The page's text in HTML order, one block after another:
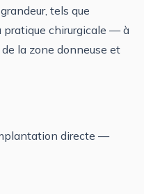
tels que
pratique chirurgicale — à
la zone donneuse et
directe —